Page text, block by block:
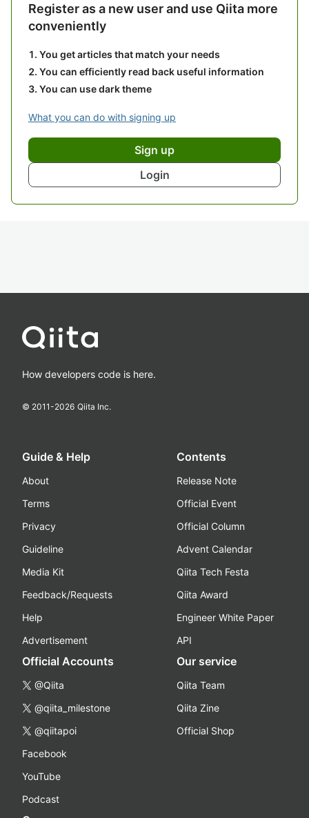
Register as a new user and use Qiita more
conveniently
You get articles that match your needs
You can efficiently read back useful information
You can use dark theme
What you can do with signing up
Sign up
Login
How developers code is here.
© 2011-2026 Qiita Inc.
Guide & Help
About
Terms
Privacy
Guideline
Media Kit
Feedback/Requests
Help
Advertisement
Contents
Release Note
Official Event
Official Column
Advent Calendar
Qiita Tech Festa
Qiita Award
Engineer White Paper
API
Official Accounts
@Qiita
@qiita_milestone
@qiitapoi
Facebook
YouTube
Podcast
Our service
Qiita Team
Qiita Zine
Official Shop